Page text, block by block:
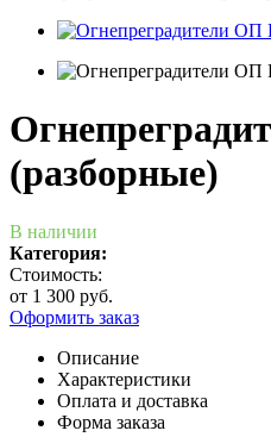
(разборные)
В наличии
Категория:
Стоимость:
от 1 300 руб.
Оформить заказ
Описание
Характеристики
Оплата и доставка
Форма заказа